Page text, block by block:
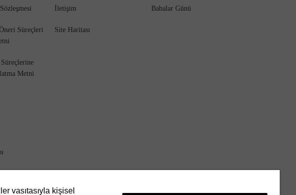
Süreçleri
Metni
İletişim
Site Haritası
Babalar Günü
vasıtasıyla kişisel